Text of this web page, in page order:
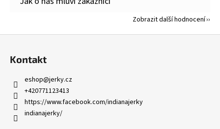
Zobrazit další hodnocení
Kontakt
eshop@jerky.cz
+420771123413
https://www.facebook.com/indianajerky
indianajerky/